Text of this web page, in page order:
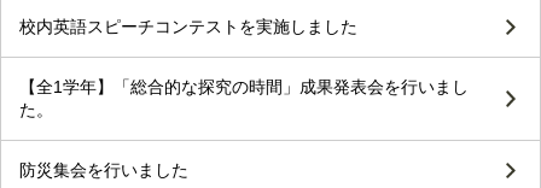
校内英語スピーチコンテストを実施しました
【全1学年】「総合的な探究の時間」成果発表会を行いまし
た。
防災集会を行いました